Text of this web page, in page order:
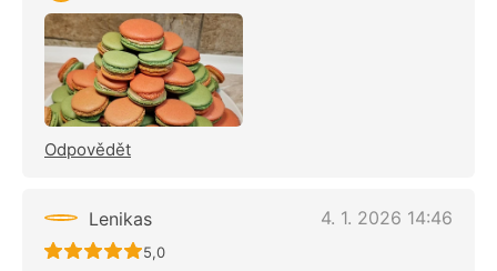
Odpovědět
Lenikas 4. 1. 2026 14:46
Recept ještě nebyl hodnocen
5,0